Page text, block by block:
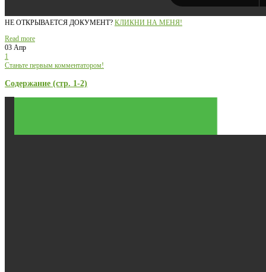
НЕ ОТКРЫВАЕТСЯ ДОКУМЕНТ? КЛИКНИ НА МЕНЯ!
Read more
03 Апр
1
Станьте первым комментатором!
Содержание (стр. 1-2)